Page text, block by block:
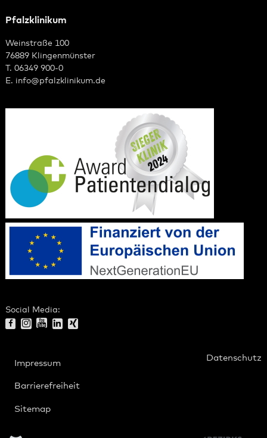
Pfalzklinikum
Weinstraße 100
76889 Klingenmünster
T. 06349 900-0
E. info@pfalzklinikum.de
Social Media:
Impressum
Datenschutz
Barrierefreiheit
Sitemap